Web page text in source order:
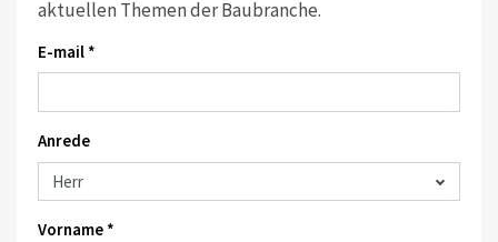
aktuellen Themen der Baubranche.
E-mail *
Anrede
Vorname *